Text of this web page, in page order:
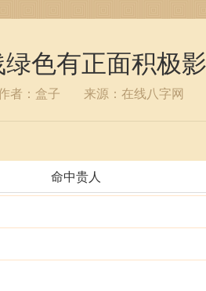
色有正面积极
者：盒子 来源：在线八字网
命中贵人